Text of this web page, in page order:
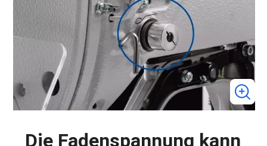
Die Fadenspannung kann